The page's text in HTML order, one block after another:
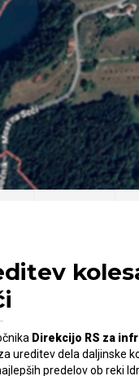
Direkcijo RS za
ureditev dela daljinske
predelov ob reki